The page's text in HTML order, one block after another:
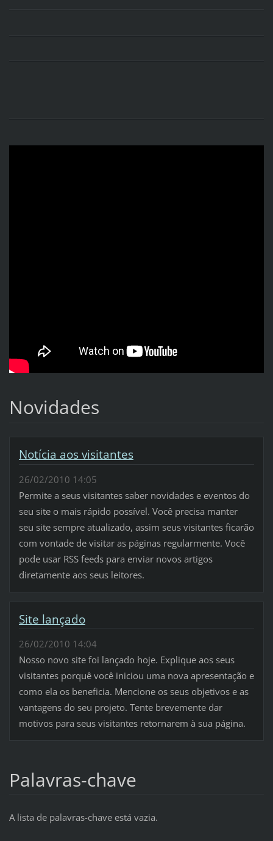
Novidades
Notícia aos visitantes
26/02/2010 14:05
Permite a seus visitantes saber novidades e eventos do
seu site o mais rápido possível. Você precisa manter
seu site sempre atualizado, assim seus visitantes ficarão
com vontade de visitar as páginas regularmente. Você
pode usar RSS feeds para enviar novos artigos
diretamente aos seus leitores.
Site lançado
26/02/2010 14:04
Nosso novo site foi lançado hoje. Explique aos seus
visitantes porquê você iniciou uma nova apresentação e
como ela os beneficia. Mencione os seus objetivos e as
vantagens do seu projeto. Tente brevemente dar
motivos para seus visitantes retornarem à sua página.
Palavras-chave
A lista de palavras-chave está vazia.